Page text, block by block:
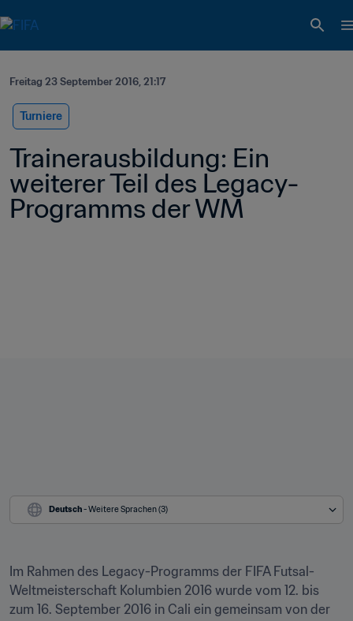
Freitag 23 September 2016, 21:17
Turniere
Trainerausbildung: Ein
weiterer Teil des Legacy-
Programms der WM
Deutsch - Weitere Sprachen (3)
Im Rahmen des Legacy-Programms der FIFA Futsal-
Weltmeisterschaft Kolumbien 2016 wurde vom 12. bis
zum 16. September 2016 in Cali ein gemeinsam von der